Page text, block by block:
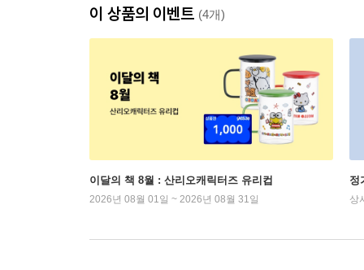
이 상품의 이벤트 (4개)
이달의 책 8월 : 산리오캐릭터즈 유리컵
2026년 08월 01일 ~ 2026년 08월 31일
정
상